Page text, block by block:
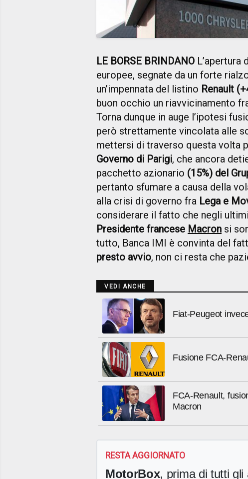
LE BORSE BRINDANO L’apertura
europee, segnate da un forte
un’impennata del listino Renault
buon occhio un riavvicinamento
Torna dunque in auge l’ipotesi
però strettamente vincolata alle
mettersi di traverso questa volta
Governo di Parigi, che ancora
pacchetto azionario (15%) del
pertanto sfumare a causa della
alla crisi di governo fra Lega e
considerare il fatto che negli
Presidente francese Macron si
tutto, Banca IMI è convinta del
presto avvio, non ci resta che
VEDI ANCHE
Fiat-Peugeot
Fusione FCA-
FCA-Renault,
Macron
RESTA AGGIORNATO
MotorBox, prima di tutti gli